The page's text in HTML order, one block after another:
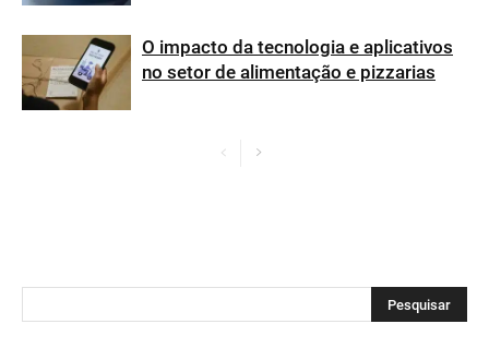
O impacto da tecnologia e aplicativos
no setor de alimentação e pizzarias